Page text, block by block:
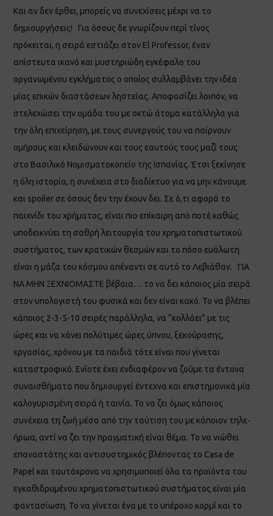
Και αν δεν έρθει, μπορείς να συνεχίσεις μέχρι να το
δημιουργήσεις! Για όσους δε γνωρίζουν περί τίνος
πρόκειται, η σειρά εστιάζει στον El Professor, έναν
απίστευτα ικανό και μυστηριώδη εγκέφαλο του
οργανωμένου εγκλήματος ο οποίος συλλαμβάνει την ιδέα
μίας επικών διαστάσεων ληστείας. Αποφασίζει λοιπόν, να
στελεχώσει την ομάδα του με οκτώ άτομα κατάλληλα για
την όλη επιχείρηση, με τους συνεργούς του να παίρνουν
ομήρους και κλειδώνουν και τους εαυτούς τους μαζί τους
στο Βασιλικό Νομισματοκοπείο της Ισπανίας. Έτσι ξεκίνησε
η όλη ιστορία, η συνέχεια στο διαδίκτυο για να μην κάνουμε
και spoiler σε όσους δεν την έχουν δει. Σε ό,τι αφορά το
παιχνίδι του χρήματος, είναι πιο επίκαιρη από ποτέ καθώς
υποδεικνύει τη σαθρή λειτουργία του χρηματοπιστωτικού
συστήματος, των κρατικών θεσμών και το πόσο ευάλωτη
είναι η μάζα του κόσμου απέναντι σε αυτό το Λεβιάθαν. ΓΙΑ
ΝΑ ΜΗΝ ΞΕΧΝΙΟΜΑΣΤΕ βέβαια… το να δει κάποιος μία σειρά
στον υπολογιστή του φυσικά και δεν είναι κακό. Το να βλέπει
κάποιος 2-3-5-10 σειρές παράλληλα, να “κολλάει” με τις
ώρες και να χάνει πολύτιμες ώρες ύπνου, ξεκούρασης,
εργασίας, χρόνου με τα παιδιά τότε είναι που γίνεται
καταστροφικό. Ενίοτε έχει ενδιαφέρον να ζούμε τα έντονα
συναισθήματα που δημιουργεί έντεχνα και επιστημονικά μία
καλογυρισμένη σειρά ή ταινία. Το να ζει όμως κάποιος
συνέχεια τη ζωή μέσα από την ταύτιση του με κάποιον τηλε-
ήρωα, αντί να ζει την πραγματική είναι θέμα. Το να νιώθει
επαναστάτης και αντισυστημικός βλέποντας το Casa de
Papel και ταυτόχρονα να χρησιμοποιεί όλα τα προϊόντα του
εγκαθιδρυμένου χρηματοπιστωτικού συστήματος είναι μία
φαντασίωση. Το να γίνεται ένα με το υπέροχο κορμί και το